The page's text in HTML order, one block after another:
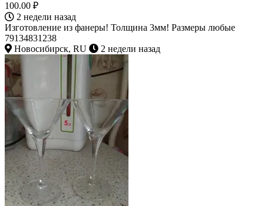
100.00 ₽
2 недели назад
Изготовление из фанеры! Толщина 3мм! Размеры любые
79134831238
Новосибирск, RU
2 недели назад